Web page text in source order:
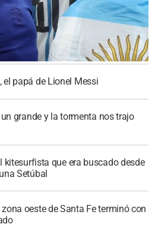
el papá de Lionel Messi
grande y la tormenta nos trajo
kitesurfista que era buscado desde
Setúbal
oeste de Santa Fe terminó con